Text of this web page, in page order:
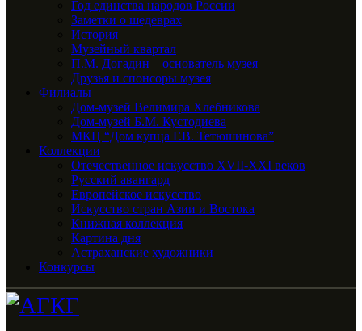
Год единства народов России
Заметки о шедеврах
История
Музейный квартал
П.М. Догадин – основатель музея
Друзья и спонсоры музея
Филиалы
Дом-музей Велимира Хлебникова
Дом-музей Б.М. Кустодиева
МКЦ “Дом купца Г.В. Тетюшинова”
Коллекции
Отечественное искусство XVII-XXI веков
Русский авангард
Европейское искусство
Искусство стран Азии и Востока
Книжная коллекция
Картина дня
Астраханские художники
Конкурсы